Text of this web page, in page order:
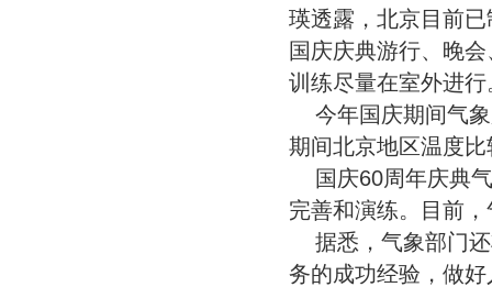
瑛透露，北京目前
国庆庆典游行、晚
训练尽量在室外进
今年国庆期间气
期间北京地区温度
国庆60周年庆典
完善和演练。目前
据悉，气象部门
务的成功经验，做